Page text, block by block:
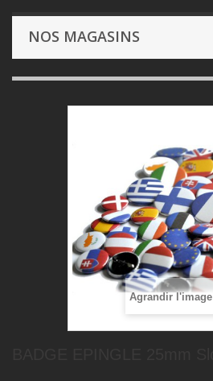
NOS MAGASINS
Agrandir l'image